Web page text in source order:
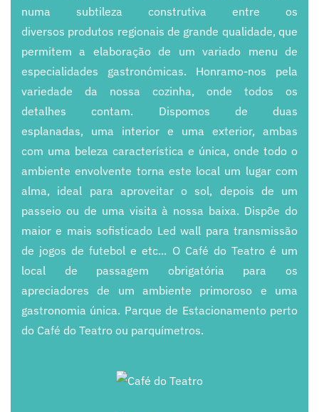
numa subtileza construtiva entre os
diversos produtos regionais de grande qualidade,que
permitem a elaboraçãode umvariado menu de
especialidades gastronómicas. Honramo-nos pela
variedade da nossa cozinha, onde todos os
detalhescontam. Dispomos de duas
esplanadas, uma interior e uma exterior, ambas
com uma beleza característica e única, onde todo o
ambiente envolvente torna este local um lugar com
alma, ideal para aproveitar o sol, depois de um
passeio ou de uma visita à nossa baixa. Dispõedo
maior e maissofisticado Led wall paratransmissão
de jogos de futebol e etc... O Café do Teatro é um
local de passagem obrigatória para os
apreciadoresde um ambiente primoroso e uma
gastronomia única. Parque de Estacionamento perto
do Café do Teatro ou parquímetros.
+